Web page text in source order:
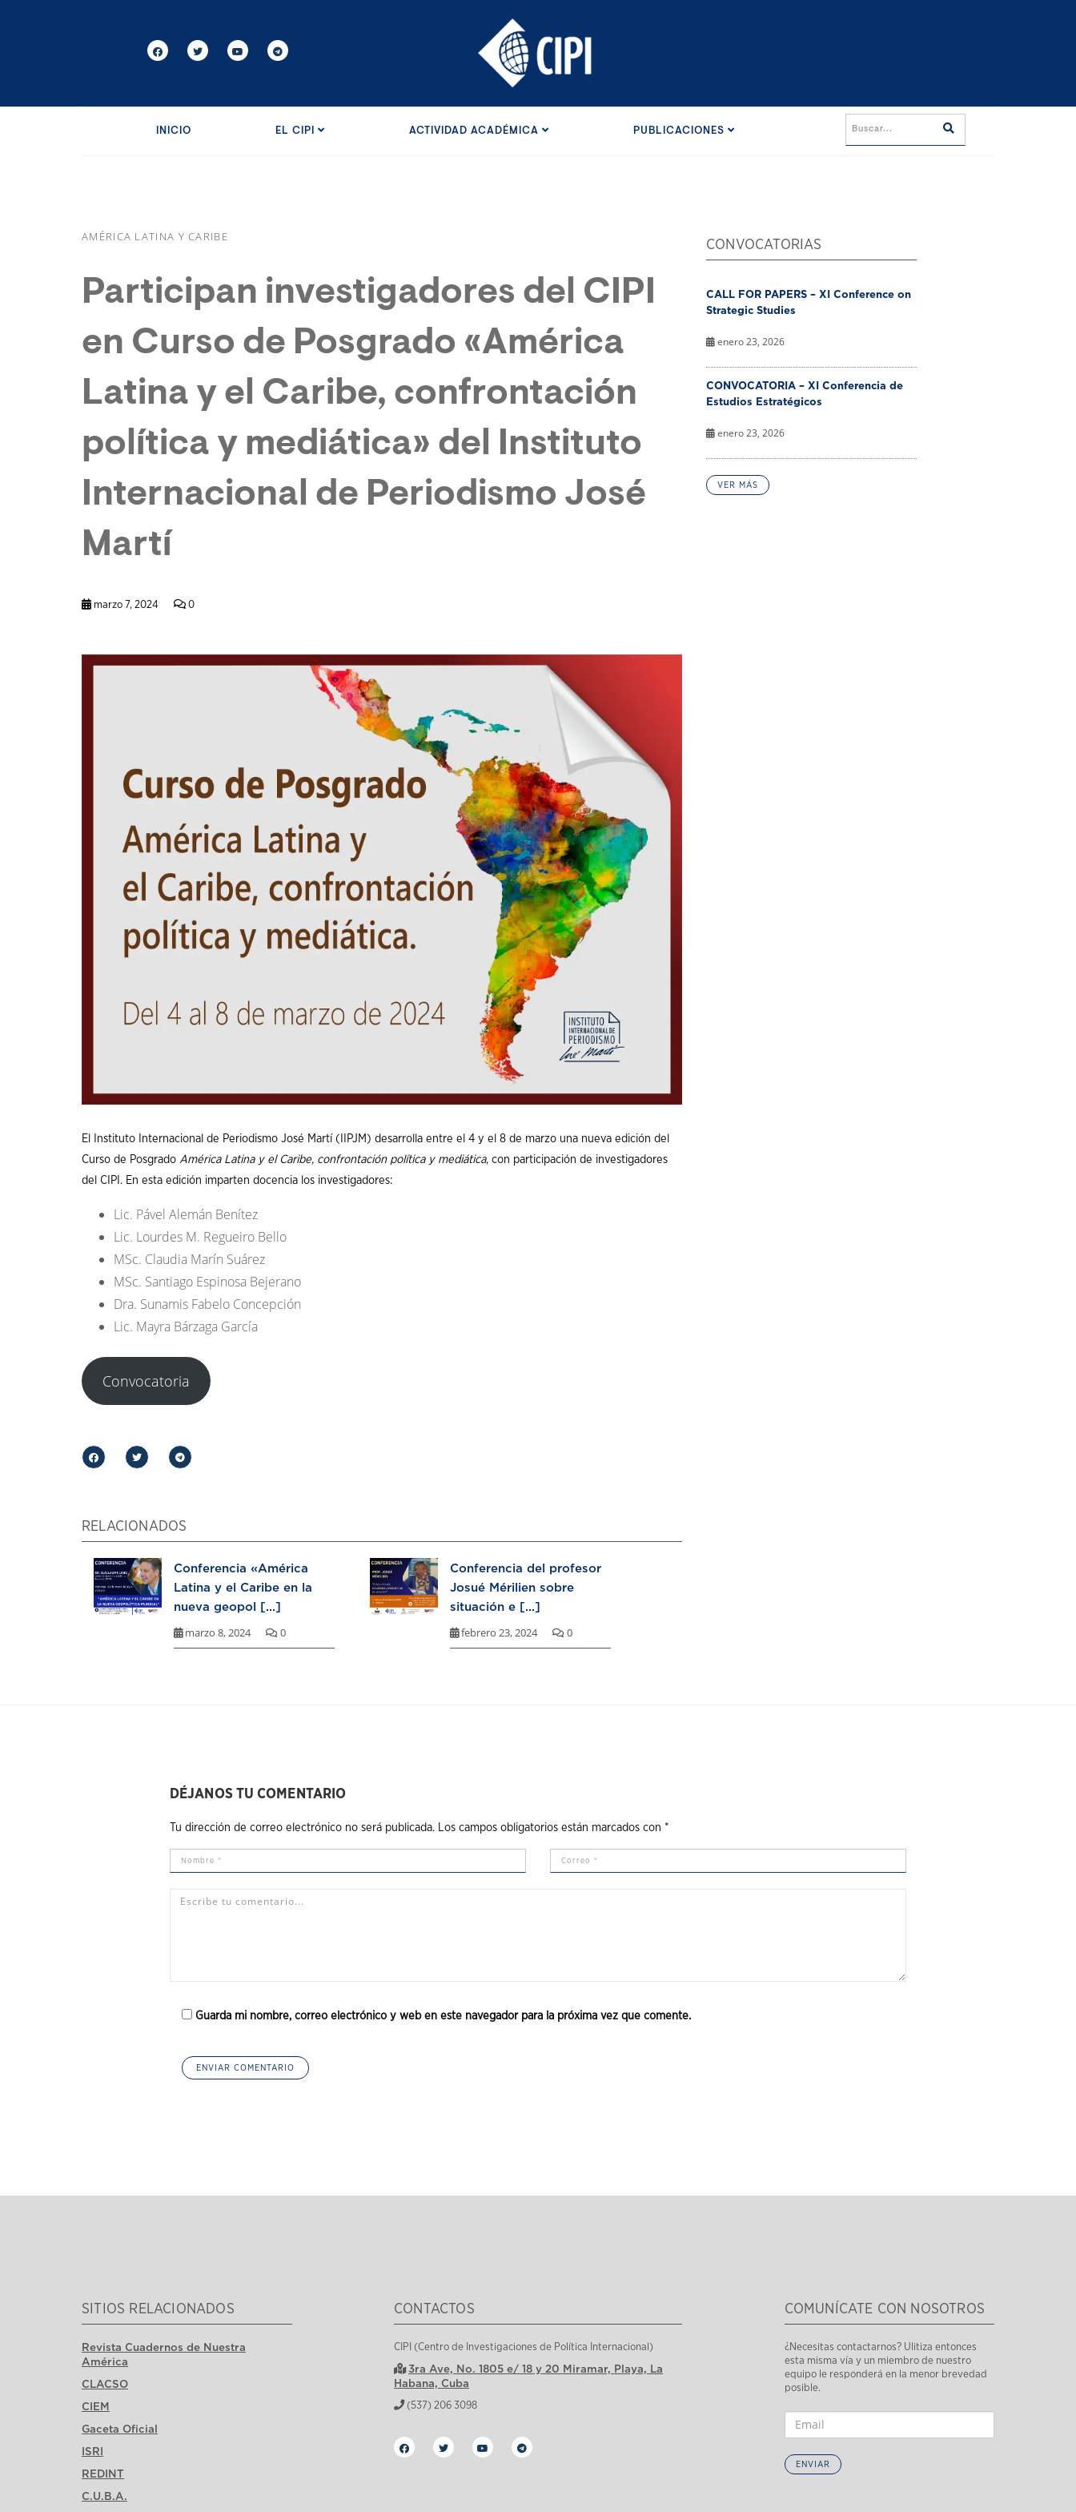
INICIO EL CIPI ACTIVIDAD ACADÉMICA PUBLICACIONES
AMÉRICA LATINA Y CARIBE
Participan investigadores del CIPI
en Curso de Posgrado «América
Latina y el Caribe, confrontación
política y mediática» del Instituto
Internacional de Periodismo José
Martí
marzo 7, 2024 0
El Instituto Internacional de Periodismo José Martí (IIPJM) desarrolla entre el 4 y el 8 de marzo una nueva edición del
Curso de Posgrado América Latina y el Caribe, confrontación política y mediática, con participación de investigadores
del CIPI. En esta edición imparten docencia los investigadores:
Lic. Pável Alemán Benítez
Lic. Lourdes M. Regueiro Bello
MSc. Claudia Marín Suárez
MSc. Santiago Espinosa Bejerano
Dra. Sunamis Fabelo Concepción
Lic. Mayra Bárzaga García
Convocatoria
RELACIONADOS
Conferencia «América
Latina y el Caribe en la
nueva geopol [...]
marzo 8, 2024 0
Conferencia del profesor
Josué Mérilien sobre
situación e [...]
febrero 23, 2024 0
CONVOCATORIAS
CALL FOR PAPERS – XI Conference on
Strategic Studies
enero 23, 2026
CONVOCATORIA – XI Conferencia de
Estudios Estratégicos
enero 23, 2026
VER MÁS
DÉJANOS TU COMENTARIO
Tu dirección de correo electrónico no será publicada. Los campos obligatorios están marcados con *
Guarda mi nombre, correo electrónico y web en este navegador para la próxima vez que comente.
SITIOS RELACIONADOS
Revista Cuadernos de Nuestra
América
CLACSO
CIEM
Gaceta Oficial
ISRI
REDINT
C.U.B.A.
CONTACTOS
CIPI (Centro de Investigaciones de Política Internacional)
3ra Ave, No. 1805 e/ 18 y 20 Miramar, Playa, La
Habana, Cuba
(537) 206 3098
COMUNÍCATE CON NOSOTROS
¿Necesitas contactarnos? Ulitiza entonces
esta misma vía y un miembro de nuestro
equipo le responderá en la menor brevedad
posible.
ENVIAR